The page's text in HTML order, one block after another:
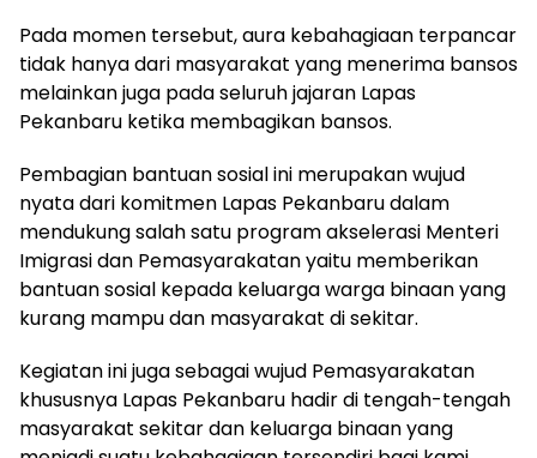
Pada momen tersebut, aura kebahagiaan terpancar
tidak hanya dari masyarakat yang menerima bansos
melainkan juga pada seluruh jajaran Lapas
Pekanbaru ketika membagikan bansos.
Pembagian bantuan sosial ini merupakan wujud
nyata dari komitmen Lapas Pekanbaru dalam
mendukung salah satu program akselerasi Menteri
Imigrasi dan Pemasyarakatan yaitu memberikan
bantuan sosial kepada keluarga warga binaan yang
kurang mampu dan masyarakat di sekitar.
Kegiatan ini juga sebagai wujud Pemasyarakatan
khususnya Lapas Pekanbaru hadir di tengah-tengah
masyarakat sekitar dan keluarga binaan yang